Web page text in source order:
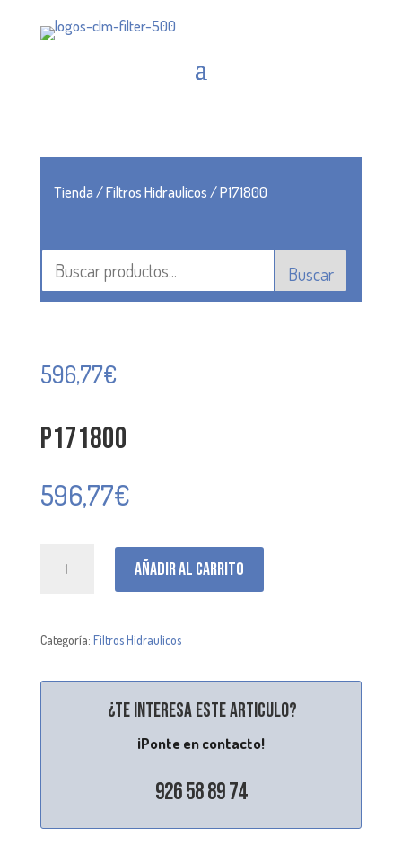
Tienda/Filtros Hidraulicos/ P171800
Buscar
596,77€
P171800
596,77€
Añadir al carrito
Categoría: Filtros Hidraulicos
¿Te interesa este articulo?
¡Ponte en contacto!
926 58 89 74